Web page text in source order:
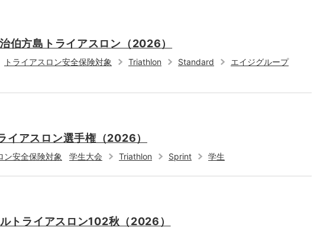
伯方島トライアスロン（2026）
トライアスロン安全保険対象 Triathlon Standard
エイジグループ
イアスロン選手権（2026）
ン安全保険対象 学生大会 Triathlon Sprint 学生
トライアスロン102秋（2026）